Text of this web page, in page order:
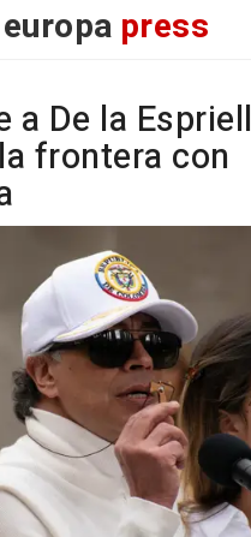
europa press
a De la
frontera con